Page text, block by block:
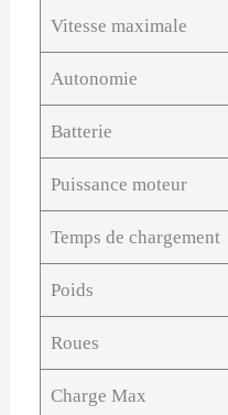
Vitesse maximale
Autonomie
Batterie
Puissance moteur
Temps de chargement
Poids
Roues
Charge Max